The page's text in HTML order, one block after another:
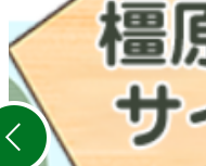
目
ラ